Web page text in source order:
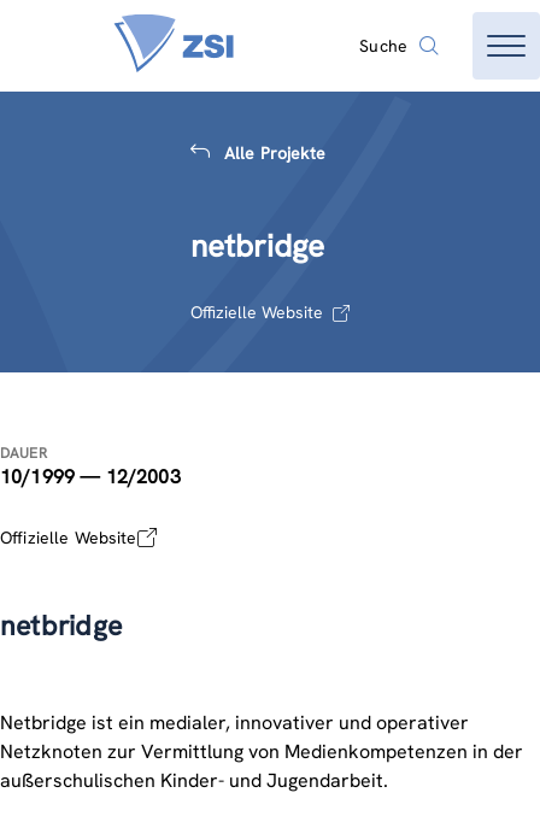
Suche
Alle Projekte
netbridge
Offizielle Website
DAUER
10/1999 — 12/2003
Offizielle Website
netbridge
Netbridge ist ein medialer, innovativer und operativer
Netzknoten zur Vermittlung von Medienkompetenzen in der
außerschulischen Kinder- und Jugendarbeit.